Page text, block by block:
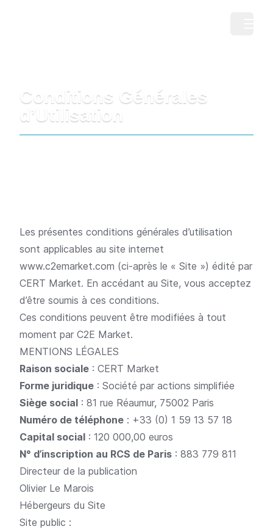
Conditions Générales
d’Utilisation
Les présentes conditions générales d’utilisation
sont applicables au site internet
www.c2emarket.com (ci-après le « Site ») édité par
CERT Market. En accédant au Site, vous acceptez
d’être soumis à ces conditions.
Ces conditions peuvent être modifiées à tout
moment par C2E Market.
MENTIONS LÉGALES
Raison sociale : CERT Market
Forme juridique : Société par actions simplifiée
Siège social : 81 rue Réaumur, 75002 Paris
Numéro de téléphone : +33 (0) 1 59 13 57 18
Capital social : 120 000,00 euros
N° d’inscription au RCS de Paris : 883 779 811
Directeur de la publication
Olivier Le Marois
Hébergeurs du Site
Site public :